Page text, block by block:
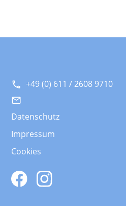
+49 (0) 611 / 2608 9710
Datenschutz
Impressum
Cookies